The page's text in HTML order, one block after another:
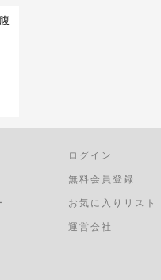
ログイン
無料会員登録
お気に入りリスト
運営会社